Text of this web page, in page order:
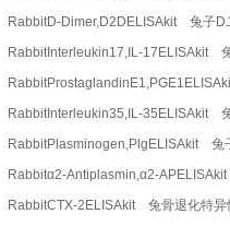
RabbitD-Dimer,D2DELISAkit 兔子D
RabbitInterleukin17,IL-17ELISAkit
RabbitInterleukin35,IL-35ELISAkit
RabbitPlasminogen,PlgELISAkit 兔
Rabbitα2-Antiplasmin,α2-
RabbitCTX-2ELISAkit 兔骨退化特异